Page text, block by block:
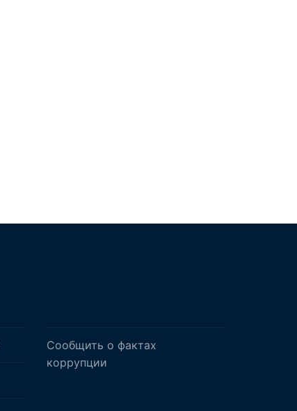
Сообщить о фактах
коррупции